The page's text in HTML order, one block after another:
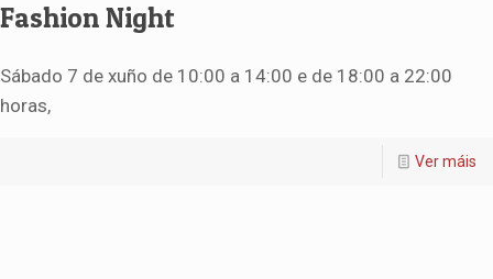
Fashion Night
Sábado 7 de xuño de 10:00 a 14:00 e de 18:00 a 22:00
horas,
Ver máis